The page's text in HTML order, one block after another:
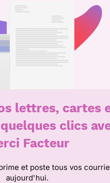
lettres, cartes
clics
Facteur
et poste tous vos
aujourd'hui.